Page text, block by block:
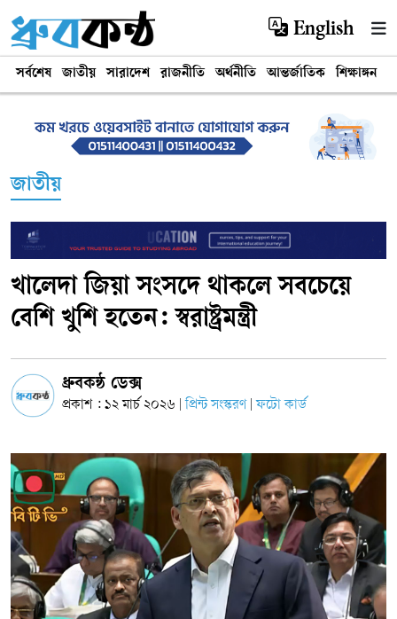
English
সর্বশেষ জাতীয় সারাদেশ রাজনীতি অর্থনীতি আন্তর্জাতিক শিক্ষাঙ্গন
জাতীয়
খালেদা জিয়া সংসদে থাকলে সবচেয়ে
বেশি খুশি হতেন: স্বরাষ্ট্রমন্ত্রী
ধ্রুবকন্ঠ ডেক্স
প্রকাশ : ১২ মার্চ ২০২৬ প্রিন্ট সংস্করণ ফটো কার্ড